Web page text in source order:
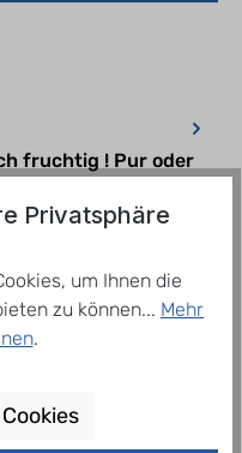
fruchtig ! Pur oder
Berlimo
Mehr
Privatsphäre
um Ihnen die
zu können... Mehr
.